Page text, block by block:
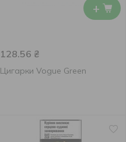
+
128.56 ₴
Цигарки Vogue Green